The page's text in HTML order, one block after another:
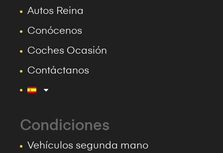
Autos Reina
Conócenos
Coches Ocasión
Contáctanos
Condiciones
Vehículos segunda mano